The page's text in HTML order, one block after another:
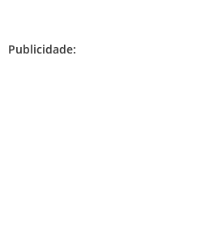
Publicidade: